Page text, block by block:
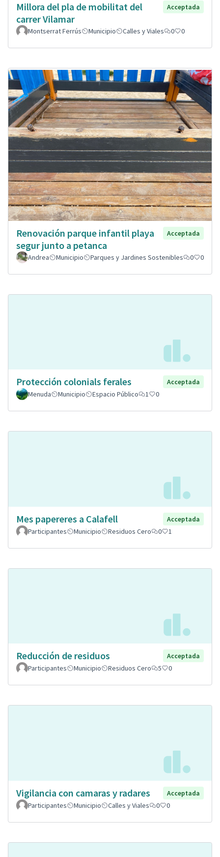
Millora del pla de mobilitat del
carrer Vilamar
Acceptada
Montserrat Ferrús Municipio Calles y Viales 0 0
Renovación parque infantil playa
segur junto a petanca
Acceptada
Andrea Municipio Parques y Jardines Sostenibles 0 0
Protección colonials ferales
Acceptada
Menuda
Municipio Espacio Público 1 0
Mes papereres a Calafell
Acceptada
Participantes
Municipio Residuos Cero 0 1
Reducción de residuos
Acceptada
Participantes
Municipio Residuos Cero 5 0
Vigilancia con camaras y radares
Acceptada
Participantes
Municipio Calles y Viales 0 0